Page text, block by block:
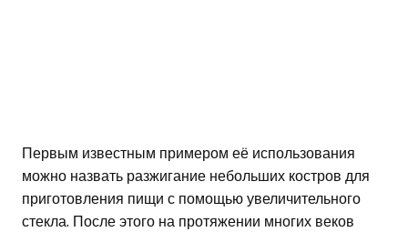
Первым известным примером её использования
можно назвать разжигание небольших костров для
приготовления пищи с помощью увеличительного
стекла. После этого на протяжении многих веков